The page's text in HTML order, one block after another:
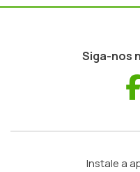
Siga-nos
Instale a